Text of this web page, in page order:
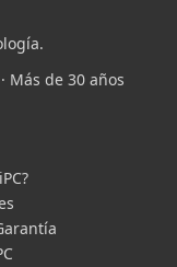
Más de 30 años